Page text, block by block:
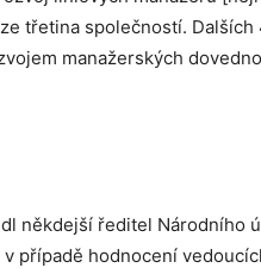
třetina společností.
manažerských
někdejší ředitel Národního
případě hodnocení